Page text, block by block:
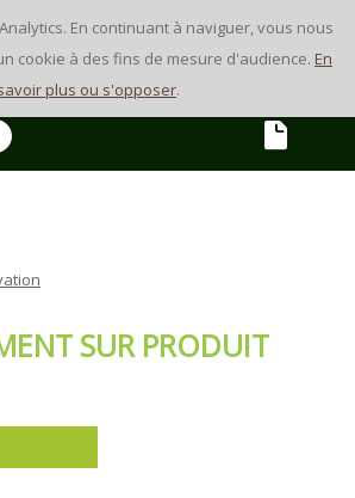
En continuant à naviguer, vous nous
cookie à des fins de mesure d'audience. En
plus ou s'opposer.
SUR PRODUIT